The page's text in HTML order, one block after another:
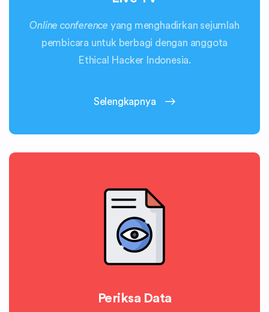
Online conference yang menghadirkan sejumlah
pembicara untuk berbagi dengan anggota
Ethical Hacker Indonesia.
Selengkapnya
Periksa Data